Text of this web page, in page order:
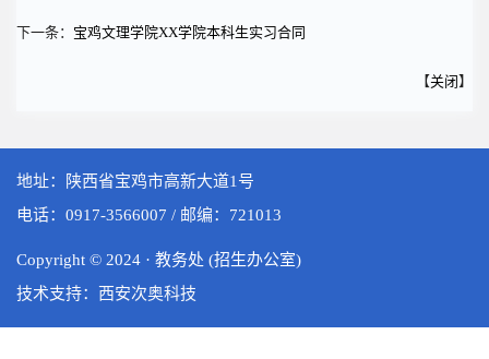
下一条： 宝鸡文理学院XX学院本科生实习合同
【关闭 】
地址：陕西省宝鸡市高新大道1号
电话：0917-3566007 / 邮编：721013
Copyright © 2024 · 教务处 (招生办公室)
技术支持：西安次奥科技